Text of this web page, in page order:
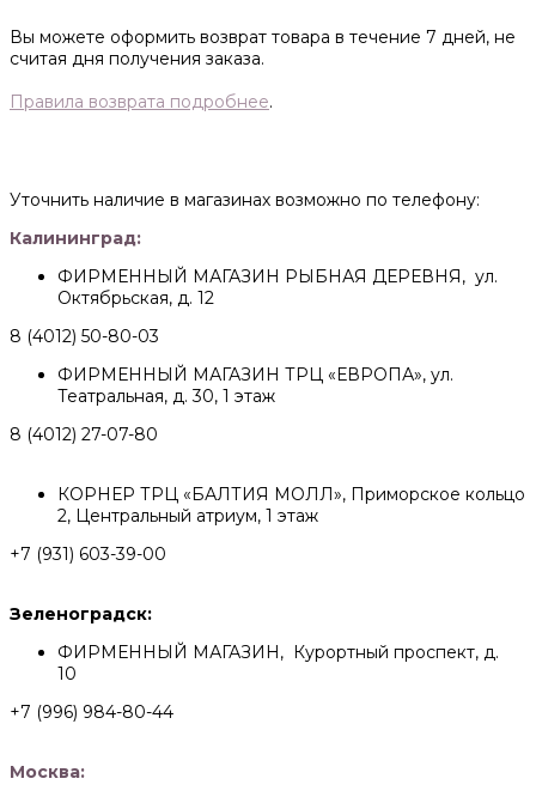
Вы можете оформить возврат товара в течение 7 дней, не
считая дня получения заказа.
Правила возврата подробнее.
Уточнить наличие в магазинах возможно по телефону:
Калининград:
ФИРМЕННЫЙ МАГАЗИН РЫБНАЯ ДЕРЕВНЯ, ул.
Октябрьская, д. 12
8 (4012) 50-80-03
ФИРМЕННЫЙ МАГАЗИН ТРЦ «ЕВРОПА», ул.
Театральная, д. 30, 1 этаж
8 (4012) 27-07-80
КОРНЕР ТРЦ «БАЛТИЯ МОЛЛ», Приморское кольцо
2, Центральный атриум, 1 этаж
+7 (931) 603-39-00
Зеленоградск:
ФИРМЕННЫЙ МАГАЗИН, Курортный проспект, д.
10
+7 (996) 984-80-44
Москва: